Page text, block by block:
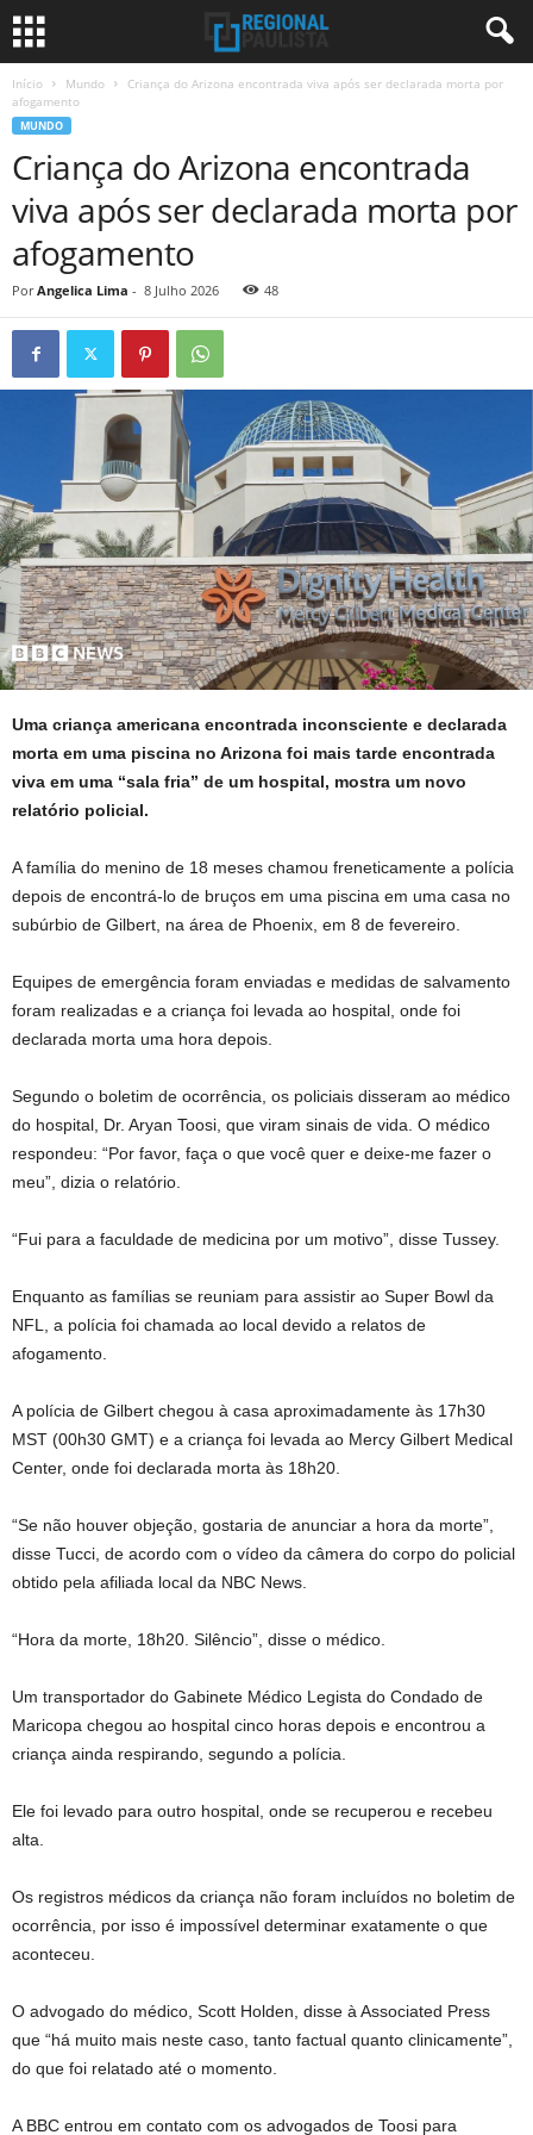
Início Mundo
Criança do Arizona encontrada viva após ser declarada morta por
afogamento
MUNDO
Criança do Arizona encontrada
viva após ser declarada morta por
afogamento
Por Angelica Lima - 8 Julho 2026 48
Uma criança americana encontrada inconsciente e declarada
morta em uma piscina no Arizona foi mais tarde encontrada
viva em uma “sala fria” de um hospital, mostra um novo
relatório policial.
A família do menino de 18 meses chamou freneticamente a polícia
depois de encontrá-lo de bruços em uma piscina em uma casa no
subúrbio de Gilbert, na área de Phoenix, em 8 de fevereiro.
Equipes de emergência foram enviadas e medidas de salvamento
foram realizadas e a criança foi levada ao hospital, onde foi
declarada morta uma hora depois.
Segundo o boletim de ocorrência, os policiais disseram ao médico
do hospital, Dr. Aryan Toosi, que viram sinais de vida. O médico
respondeu: “Por favor, faça o que você quer e deixe-me fazer o
meu”, dizia o relatório.
“Fui para a faculdade de medicina por um motivo”, disse Tussey.
Enquanto as famílias se reuniam para assistir ao Super Bowl da
NFL, a polícia foi chamada ao local devido a relatos de
afogamento.
A polícia de Gilbert chegou à casa aproximadamente às 17h30
MST (00h30 GMT) e a criança foi levada ao Mercy Gilbert Medical
Center, onde foi declarada morta às 18h20.
“Se não houver objeção, gostaria de anunciar a hora da morte”,
disse Tucci, de acordo com o vídeo da câmera do corpo do policial
obtido pela afiliada local da NBC News.
“Hora da morte, 18h20. Silêncio”, disse o médico.
Um transportador do Gabinete Médico Legista do Condado de
Maricopa chegou ao hospital cinco horas depois e encontrou a
criança ainda respirando, segundo a polícia.
Ele foi levado para outro hospital, onde se recuperou e recebeu
alta.
Os registros médicos da criança não foram incluídos no boletim de
ocorrência, por isso é impossível determinar exatamente o que
aconteceu.
O advogado do médico, Scott Holden, disse à Associated Press
que “há muito mais neste caso, tanto factual quanto clinicamente”,
do que foi relatado até o momento.
A BBC entrou em contato com os advogados de Toosi para